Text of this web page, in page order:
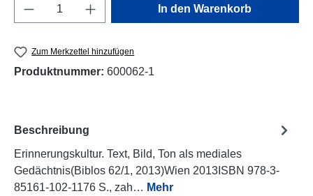
Produkt Anzahl: Gib den gewünschten
In den Warenkorb
Zum Merkzettel hinzufügen
Produktnummer: 600062-1
Beschreibung
Erinnerungskultur. Text, Bild, Ton als mediales
Gedächtnis(Biblos 62/1, 2013)Wien 2013ISBN 978-3-
85161-102-1176 S., zah… Mehr